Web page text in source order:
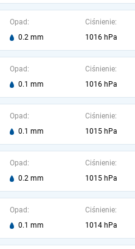
Opad:
0.2 mm
Ciśnienie:
1016 hPa
Opad:
0.1 mm
Ciśnienie:
1016 hPa
Opad:
0.1 mm
Ciśnienie:
1015 hPa
Opad:
0.2 mm
Ciśnienie:
1015 hPa
Opad:
0.1 mm
Ciśnienie:
1014 hPa